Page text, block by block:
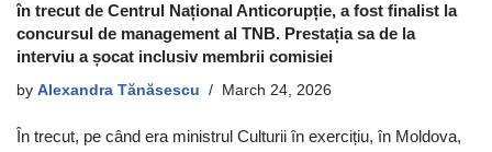
în trecut de Centrul Național Anticorupție, a fost finalist la
concursul de management al TNB. Prestația sa de la
interviu a șocat inclusiv membrii comisiei
by Alexandra Tănăsescu March 24, 2026
În trecut, pe când era ministrul Culturii în exercițiu, în Moldova,